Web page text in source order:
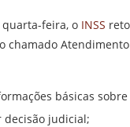
feira, o INSS
chamado
básicas
judicial;